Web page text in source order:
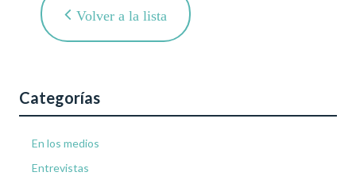
Volver a la lista
Categorías
En los medios
Entrevistas